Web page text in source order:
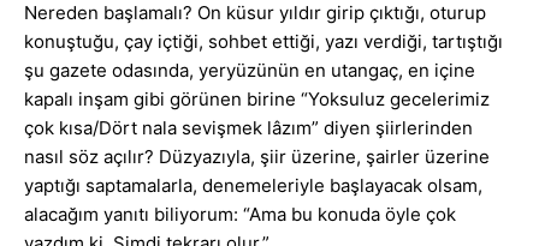
Nereden başlamalı? On küsur yıldır girip çıktığı, oturup
konuştuğu, çay içtiği, sohbet ettiği, yazı verdiği, tartıştığı
şu gazete odasında, yeryüzünün en utangaç, en içine
kapalı inşam gibi görünen birine “Yoksuluz gecelerimiz
çok kısa/Dört nala sevişmek lâzım” diyen şiirlerinden
nasıl söz açılır? Düzyazıyla, şiir üzerine, şairler üzerine
yaptığı saptamalarla, denemeleriyle başlayacak olsam,
alacağım yanıtı biliyorum: “Ama bu konuda öyle çok